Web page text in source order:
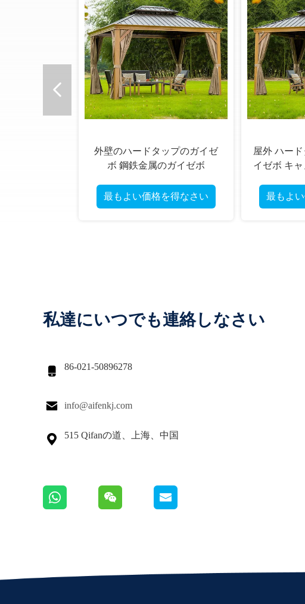
外壁のハードタップのガイゼ
ボ 鋼鉄金属のガイゼボ
最もよい価格を得なさい
屋外 ハー
イゼボ キ
最もよ
私達にいつでも連絡しなさい
 86-021-50896278
 info@aifenkj.com
 515 Qifanの道、上海、中国